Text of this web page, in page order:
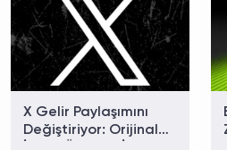
X Gelir Paylaşımını
Değiştiriyor: Orijinal